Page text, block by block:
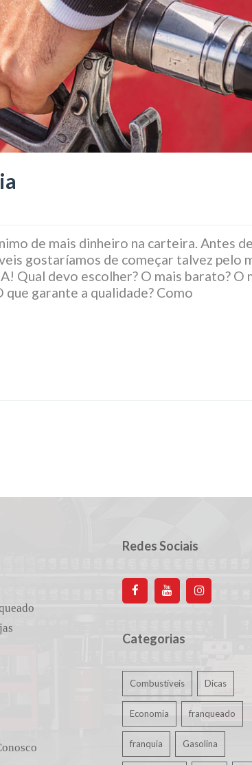
de mais dinheiro na carteira. Antes de
gostaríamos de começar talvez pelo
Qual devo escolher? O mais barato? O
que garante a qualidade? Como
Redes Sociais
Categorias
Combustíveis Dicas
Economia franqueado
franquia Gasolina